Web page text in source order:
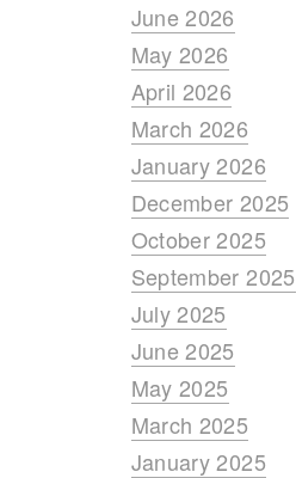
June 2026
May 2026
April 2026
March 2026
January 2026
December 2025
October 2025
September 2025
July 2025
June 2025
May 2025
March 2025
January 2025